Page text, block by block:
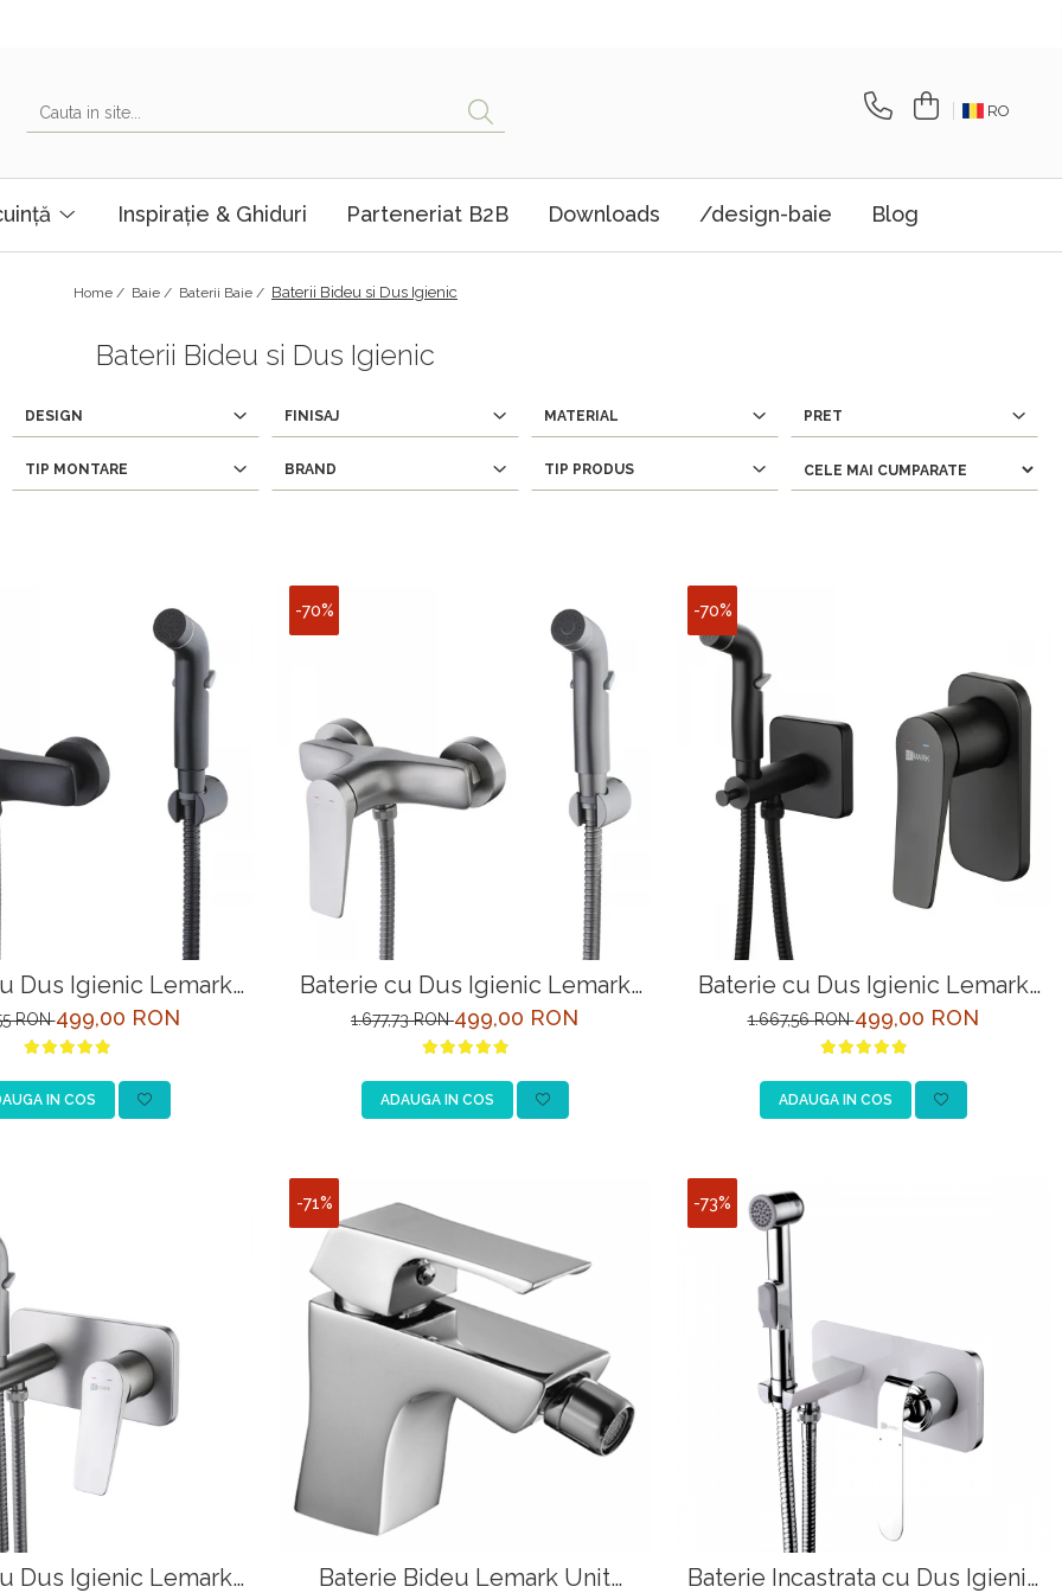
RO
Inspirație & Ghiduri Parteneriat B2B Downloads /design-baie Blog
Home / Baie / Baterii Baie / Baterii Bideu si Dus Igienic
Baterii Bideu si Dus Igienic
DESIGN FINISAJ MATERIAL PRET
TIP MONTARE BRAND TIP PRODUS
Dus Igienic Lemark
LM3718BL Negru
RON499,00 RON
IN COS
-70%
Baterie cu Dus Igienic Lemark
Bronx LM3718GM Grafit
1.677,73 RON499,00 RON
ADAUGA IN COS
-70%
Baterie cu Dus Igienic Lemark
Bronx LM3719BL Negru Incastrata
1.667,56 RON499,00 RON
ADAUGA IN COS
Dus Igienic Lemark
-71%
Baterie Bideu Lemark Unit
-73%
Baterie Incastrata cu Dus Igienic